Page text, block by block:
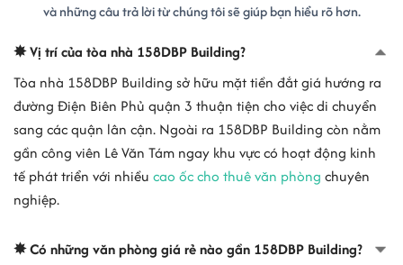
- Địa chỉ mới : số 158 Điện Biên Phủ, Phường Xuân Hòa, Thành phố
CÔNG TY TNHH THƯƠNG MẠI DỊCH VỤ DU LỊCH THIÊN ĐĂNG
- Mã số thuế : 0310261435
- Địa chỉ : tòa nhà 158DBP Building, số 158 Điện Biên Phủ, Phường
Võ Thị Sáu, Quận 3
- Địa chỉ mới : số 158 Điện Biên Phủ, Phường Xuân Hòa, Thành phố
Hồ Chí Minh
CHI NHÁNH CÔNG TY CỔ PHẦN QUẢNG CÁO VÀ TRANG TRÍ NỘI
- Mã số thuế : 0104913886-001
và những câu trả lời từ chúng tôi sẽ giúp bạn hiểu rõ hơn.
✸ Vị trí của tòa nhà 158DBP Building?
Tòa nhà 158DBP Building sở hữu mặt tiền đắt giá hướng ra
đường Điện Biên Phủ quận 3 thuận tiện cho việc di chuyển
sang các quận lân cận. Ngoài ra 158DBP Building còn nằm
gần công viên Lê Văn Tám ngay khu vực có hoạt động kinh
tế phát triển với nhiều cao ốc cho thuê văn phòng chuyên
nghiệp.
✸ Có những văn phòng giá rẻ nào gần 158DBP Building?